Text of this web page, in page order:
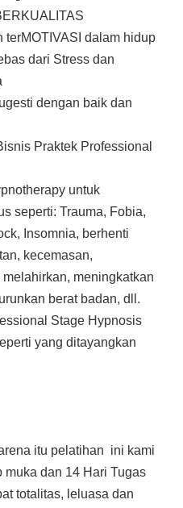
terMOTIVASI dalam hidup
dari Stress dan
dengan baik dan
Praktek Professional
untuk
seperti: Trauma, Fobia,
Insomnia, berhenti
kecemasan,
meningkatkan
berat badan, dll.
Stage Hypnosis
yang ditayangkan
itu pelatihan ini kami
muka dan 14 Hari Tugas
totalitas, leluasa dan